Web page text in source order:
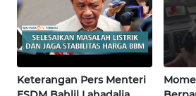
Keterangan Pers Menteri
KONTAK
KAMI
INFO
IKLAN